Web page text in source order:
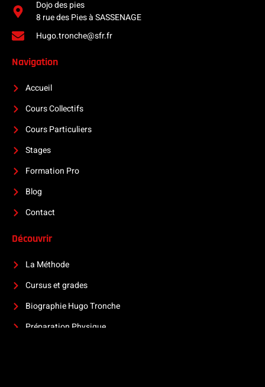
Dojo des pies
8 rue des Pies à SASSENAGE
Hugo.tronche@sfr.fr
Navigation
Accueil
Cours Collectifs
Cours Particuliers
Stages
Formation Pro
Blog
Contact
Découvrir
La Méthode
Cursus et grades
Biographie Hugo Tronche
Préparation Physique